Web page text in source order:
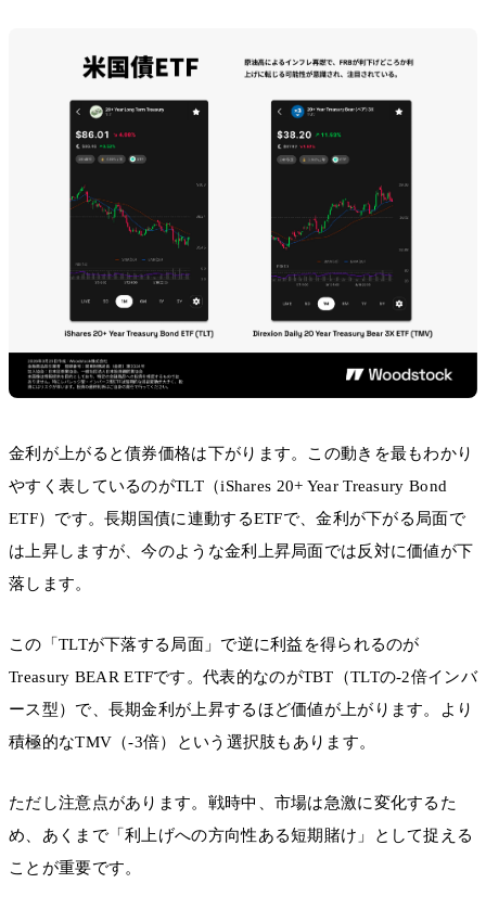
金利が上がると債券価格は下がります。この動きを最もわかり
やすく表しているのがTLT（iShares 20+ Year Treasury Bond
ETF）です。長期国債に連動するETFで、金利が下がる局面で
は上昇しますが、今のような金利上昇局面では反対に価値が下
落します。
この「TLTが下落する局面」で逆に利益を得られるのが
Treasury BEAR ETFです。代表的なのがTBT（TLTの-2倍インバ
ース型）で、長期金利が上昇するほど価値が上がります。より
積極的なTMV（-3倍）という選択肢もあります。
ただし注意点があります。戦時中、市場は急激に変化するた
め、あくまで「利上げへの方向性ある短期賭け」として捉える
ことが重要です。